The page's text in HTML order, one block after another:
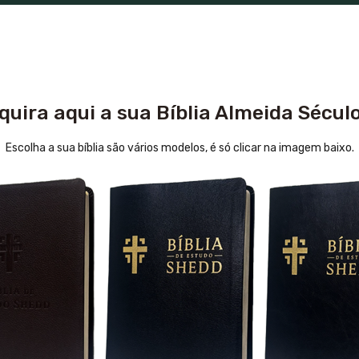
aqui a sua Bíblia Almeida
Escolha a sua bíblia são vários modelos, é só clicar na imagem baixo.